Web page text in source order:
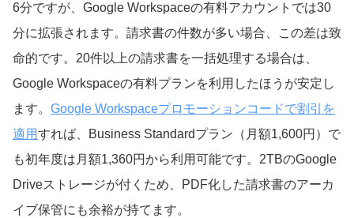
6分ですが、Google Workspaceの有料アカウントでは30
分に拡張されます。請求書の件数が多い場合、この差は致
命的です。20件以上の請求書を一括処理する場合は、
Google Workspaceの有料プランを利用したほうが安定し
ます。 Google Workspaceプロモーションコードで割引を
適用すれば、Business Standardプラン（月額1,600円）で
も初年度は月額1,360円から利用可能です。2TBのGoogle
Driveストレージが付くため、PDF化した請求書のアーカ
イブ保管にも余裕が持てます。